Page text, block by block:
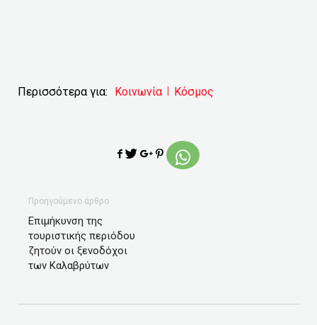
Περισσότερα για: Κοινωνία Κόσμος
Προηγούμενο άρθρο
Επιμήκυνση της
τουριστικής περιόδου
ζητούν οι ξενοδόχοι
των Καλαβρύτων